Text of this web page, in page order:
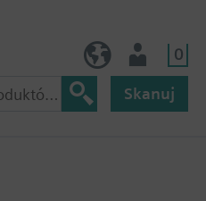
0
Skanuj